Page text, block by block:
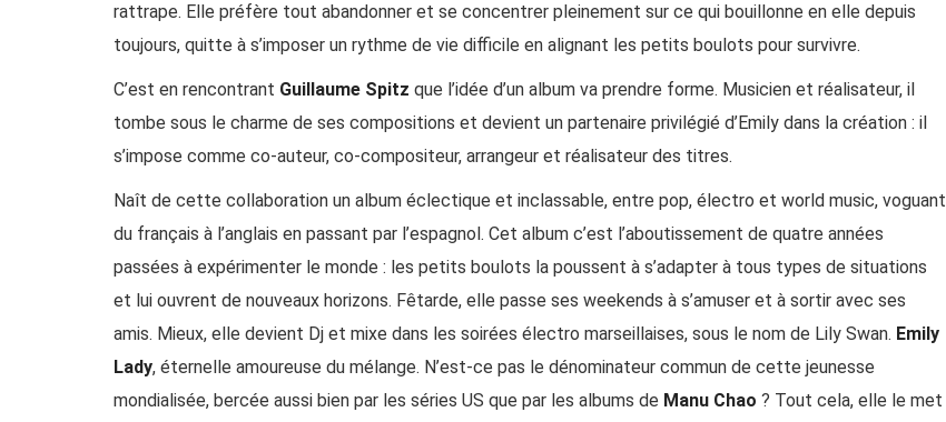
rattrape. Elle préfère tout abandonner et se concentrer pleinement sur ce qui bouillonne en elle depuis
toujours, quitte à s’imposer un rythme de vie difficile en alignant les petits boulots pour survivre.
C’est en rencontrant Guillaume Spitz que l’idée d’un album va prendre forme. Musicien et réalisateur, il
tombe sous le charme de ses compositions et devient un partenaire privilégié d’Emily dans la création : il
s’impose comme co-auteur, co-compositeur, arrangeur et réalisateur des titres.
Naît de cette collaboration un album éclectique et inclassable, entre pop, électro et world music, voguant
du français à l’anglais en passant par l’espagnol. Cet album c’est l’aboutissement de quatre années
passées à expérimenter le monde : les petits boulots la poussent à s’adapter à tous types de situations
et lui ouvrent de nouveaux horizons. Fêtarde, elle passe ses weekends à s’amuser et à sortir avec ses
amis. Mieux, elle devient Dj et mixe dans les soirées électro marseillaises, sous le nom de Lily Swan. Emily
Lady, éternelle amoureuse du mélange. N’est-ce pas le dénominateur commun de cette jeunesse
mondialisée, bercée aussi bien par les séries US que par les albums de Manu Chao ? Tout cela, elle le met